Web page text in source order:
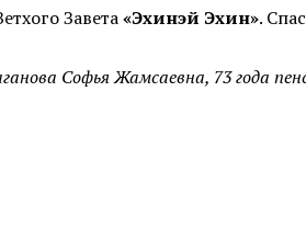
Завета«Эхинэй Эхин».
Софья Жамсаевна, 73 года